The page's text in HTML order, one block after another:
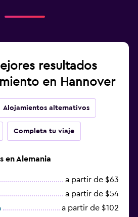
resultados
en Hannover
Alojamientos alternativos
Completa tu viaje
en Alemania
a partir de $63
a partir de $54
a partir de $102